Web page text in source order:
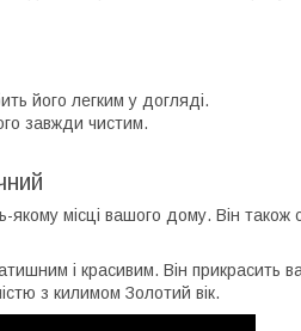
його легким у догляді.
завжди чистим.
місці вашого дому. Він також
і красивим. Він прикрасить
з килимом Золотий вік.